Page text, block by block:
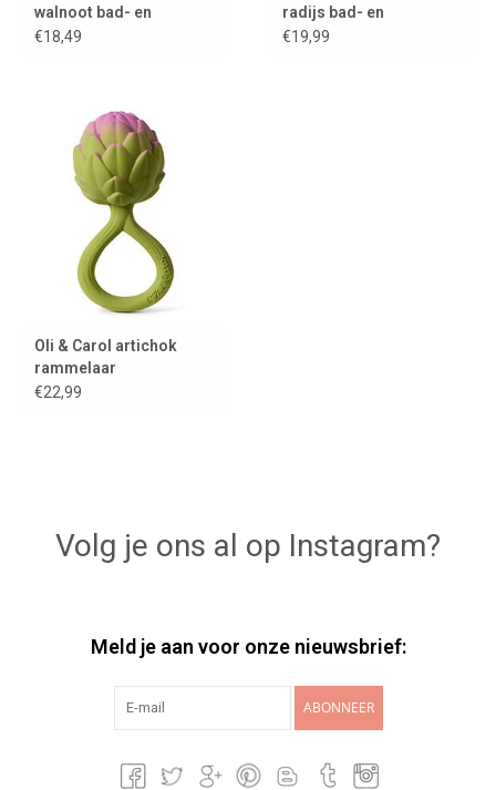
walnoot bad- en
bijtspeeltje
€18,49
radijs bad- en
bijtspeeltje
€19,99
Oli & Carol artichok
rammelaar
€22,99
Volg je ons al op Instagram?
Meld je aan voor onze nieuwsbrief:
ABONNEER